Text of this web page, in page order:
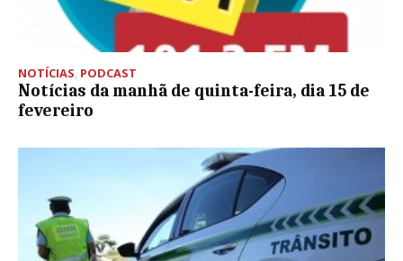
NOTÍCIAS, PODCAST
Notícias da manhã de quinta-feira, dia 15 de
fevereiro